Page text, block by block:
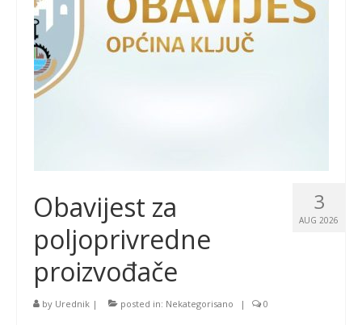
3
AUG 2026
Obavijest za
poljoprivredne
proizvođače
by Urednik | posted in: Nekategorisano | 0